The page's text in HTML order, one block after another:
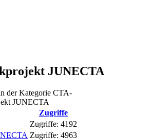
JUNECTA
der Kategorie CTA-
JUNECTA
Zugriffe
Zugriffe: 4192
Zugriffe: 4963